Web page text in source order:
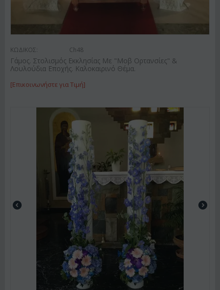
ΚΩΔΙΚΟΣ: Ch48
Γάμος. Στολισμός Εκκλησίας Με "Μοβ Ορτανσίες" &
Λουλούδια Εποχής. Καλοκαιρινό Θέμα.
[Επικοινωνήστε για Τιμή]